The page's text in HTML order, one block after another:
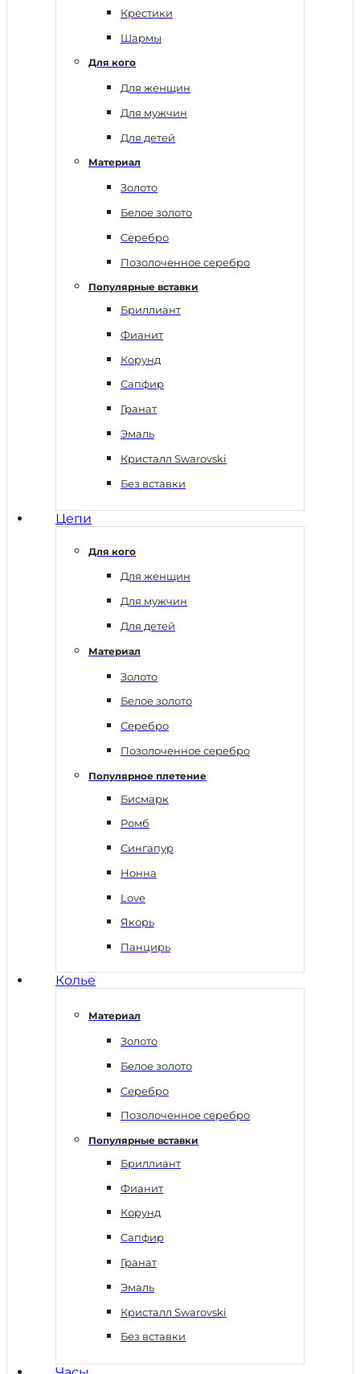
Крестики
Шармы
Для кого
Для женщин
Для мужчин
Для детей
Материал
Золото
Белое золото
Серебро
Позолоченное серебро
Популярные вставки
Бриллиант
Фианит
Корунд
Сапфир
Гранат
Эмаль
Кристалл Swarovski
Без вставки
Цепи
Для кого
Для женщин
Для мужчин
Для детей
Материал
Золото
Белое золото
Серебро
Позолоченное серебро
Популярное плетение
Бисмарк
Ромб
Сингапур
Нонна
Love
Якорь
Панцирь
Колье
Материал
Золото
Белое золото
Серебро
Позолоченное серебро
Популярные вставки
Бриллиант
Фианит
Корунд
Сапфир
Гранат
Эмаль
Кристалл Swarovski
Без вставки